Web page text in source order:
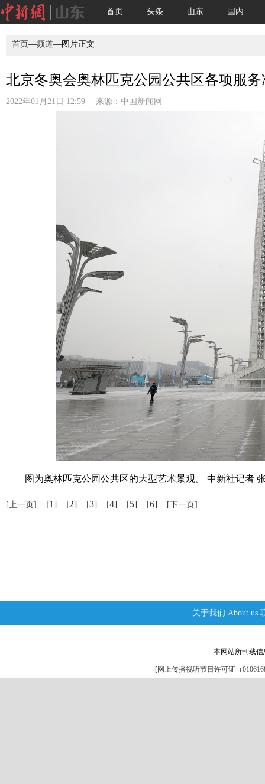
首页 头条 山东 国内
首页—频道—图片正文
北京冬奥会奥林匹克公园公共区各项服
2022年01月21日 12:59 来源： 中国新闻网
图为奥林匹克公园公共区的大型艺术景观。 中新社记者
[上一页] [1] [2] [3] [4] [5] [6] [下一页]
关于我们 About us
本网站所刊载
[网上传播视听节目许可证（